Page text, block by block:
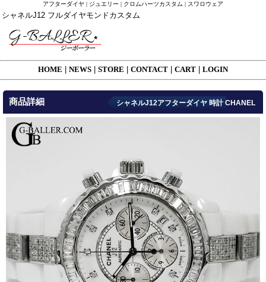
アフターダイヤ | ジュエリー | クロムハーツカスタム | スワロウェア
シャネルJ12 フルダイヤモンドカスタム
HOME NEWS STORE CONTACT CART LOGIN
商品詳細 シャネルJ12アフターダイヤ 時計 CHANEL